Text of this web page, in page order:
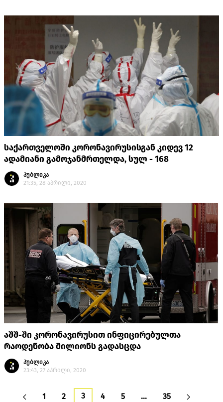
საქართველოში კორონავირუსისგან კიდევ 12
ადამიანი გამოჯანმრთელდა, სულ - 168
პუბლიკა
21:35, 28 აპრილი, 2020
აშშ-ში კორონავირუსით ინფიცირებულთა
რაოდენობა მილიონს გადასცდა
პუბლიკა
23:43, 27 აპრილი, 2020
1 2 3 4 5 … 35